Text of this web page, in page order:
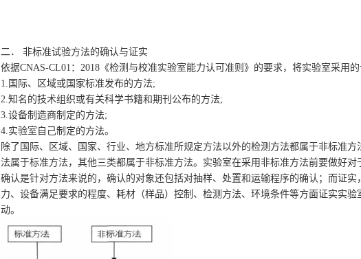
二． 非标准试验方法的确认与证实
依据CNAS-CL01 ： 2018 《检测与校准实验室能力认可准则》的要求，将实验室采用
1. 国际、区域或国家标准发布的方法;
2.知名的技术组织或有关科学书籍和期刊公布的方法;
3.设备制造商制定的方法;
4.实验室自己制定的方法。
除了国际、区域、国家、行业、地方标准所规定方法以外的检测方法都属于非标准
法属于标准方法，其他三类都属于非标准方法。实验室在采用非标准方法前要做好对
确认是针对方法来说的，确认的对象还包括对抽样、处置和运输程序的确认；而证
力、设备满足要求的程度、耗材（样品）控制、检测方法、环境条件等方面证实实
动。